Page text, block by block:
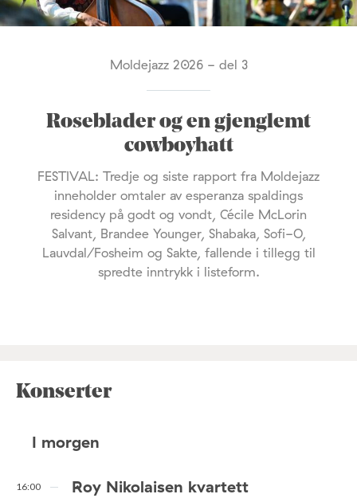
Moldejazz 2026 - del 3
Roseblader og en gjenglemt
cowboyhatt
FESTIVAL: Tredje og siste rapport fra Moldejazz
inneholder omtaler av esperanza spaldings
residency på godt og vondt, Cécile McLorin
Salvant, Brandee Younger, Shabaka, Sofi-O,
Lauvdal/Fosheim og Sakte, fallende i tillegg til
spredte inntrykk i listeform.
Konserter
I morgen
16:00 Roy Nikolaisen kvartett